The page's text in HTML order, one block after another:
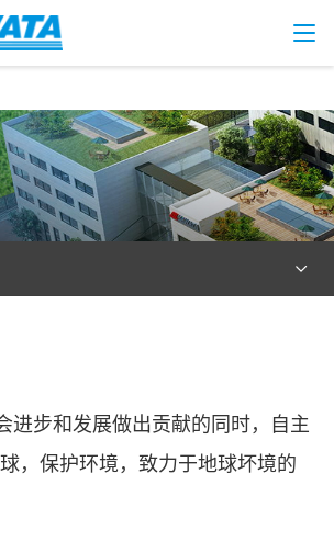
步和发展做出贡献的同时，自主
，保护环境，致力于地球坏境的